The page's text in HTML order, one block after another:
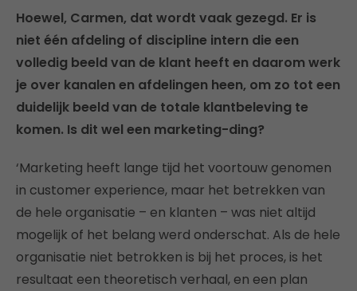
Hoewel, Carmen, dat wordt vaak gezegd. Er is
niet één afdeling of discipline intern die een
volledig beeld van de klant heeft en daarom werk
je over kanalen en afdelingen heen, om zo tot een
duidelijk beeld van de totale klantbeleving te
komen. Is dit wel een marketing-ding?
‘Marketing heeft lange tijd het voortouw genomen
in customer experience, maar het betrekken van
de hele organisatie – en klanten – was niet altijd
mogelijk of het belang werd onderschat. Als de hele
organisatie niet betrokken is bij het proces, is het
resultaat een theoretisch verhaal, en een plan